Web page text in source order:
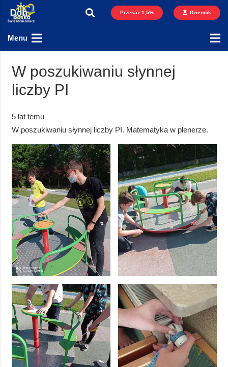
Przekaż 1,5% Dziennik
Menu
W poszukiwaniu słynnej
liczby PI
5 lat temu
W poszukiwaniu słynnej liczby PI. Matematyka w plenerze.